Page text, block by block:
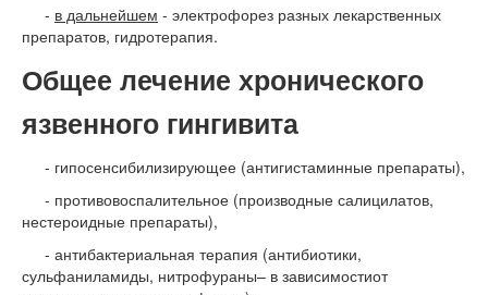
- в дальнейшем - электрофорез разных лекарственных
препаратов, гидротерапия.
Общее лечение хронического
язвенного гингивита
- гипосенсибилизирующее (антигистаминные препараты),
- противовоспалительное (производные салицилатов,
нестероидные препараты),
- антибактериальная терапия (антибиотики,
сульфаниламиды, нитрофураны– в зависимостиот